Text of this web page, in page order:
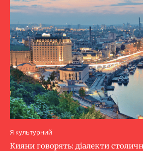
Я культурний
Кияни говорять: діалекти